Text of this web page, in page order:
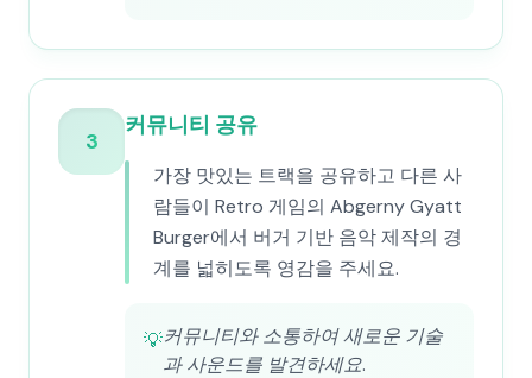
3
커뮤니티 공유
가장 맛있는 트랙을 공유하고 다른 사
람들이 Retro 게임의 Abgerny Gyatt
Burger에서 버거 기반 음악 제작의 경
계를 넓히도록 영감을 주세요.
💡커뮤니티와 소통하여 새로운 기술
과 사운드를 발견하세요.